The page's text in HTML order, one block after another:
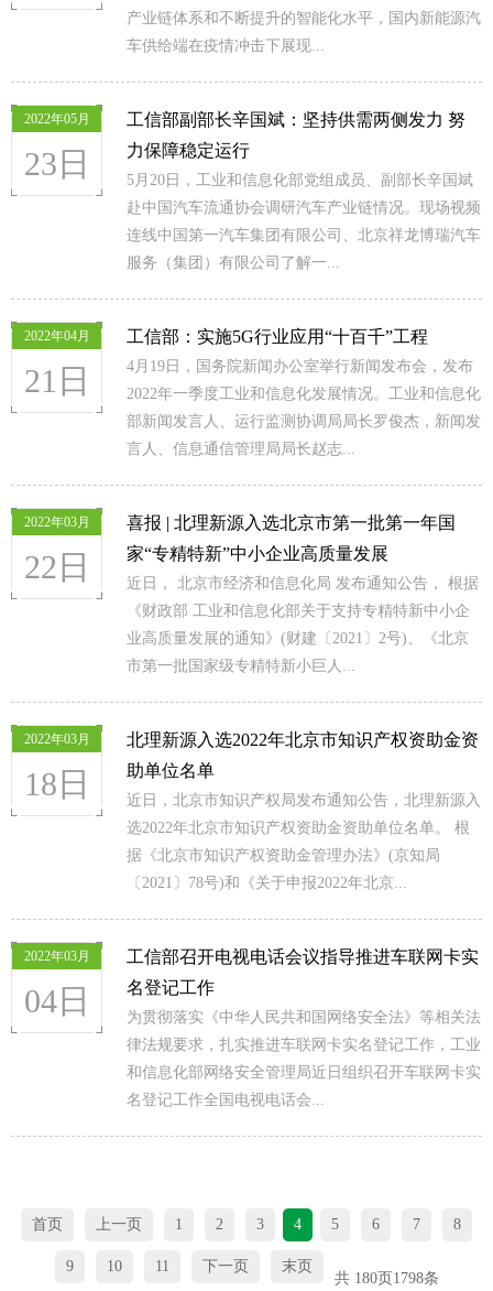
产业链体系和不断提升的智能化水平，国内新能源汽
车供给端在疫情冲击下展现...
2022年05月
23日
工信部副部长辛国斌：坚持供需两侧发力 努
力保障稳定运行
5月20日，工业和信息化部党组成员、副部长辛国斌
赴中国汽车流通协会调研汽车产业链情况。现场视频
连线中国第一汽车集团有限公司、北京祥龙博瑞汽车
服务（集团）有限公司了解一...
2022年04月
21日
工信部：实施5G行业应用“十百千”工程
4月19日，国务院新闻办公室举行新闻发布会，发布
2022年一季度工业和信息化发展情况。工业和信息化
部新闻发言人、运行监测协调局局长罗俊杰，新闻发
言人、信息通信管理局局长赵志...
2022年03月
22日
喜报 | 北理新源入选北京市第一批第一年国
家“专精特新”中小企业高质量发展
近日， 北京市经济和信息化局 发布通知公告， 根据
《财政部 工业和信息化部关于支持专精特新中小企
业高质量发展的通知》(财建〔2021〕2号)、《北京
市第一批国家级专精特新小巨人...
2022年03月
18日
北理新源入选2022年北京市知识产权资助金资
助单位名单
近日，北京市知识产权局发布通知公告，北理新源入
选2022年北京市知识产权资助金资助单位名单。 根
据《北京市知识产权资助金管理办法》(京知局
〔2021〕78号)和《关于申报2022年北京...
2022年03月
04日
工信部召开电视电话会议指导推进车联网卡实
名登记工作
为贯彻落实《中华人民共和国网络安全法》等相关法
律法规要求，扎实推进车联网卡实名登记工作，工业
和信息化部网络安全管理局近日组织召开车联网卡实
名登记工作全国电视电话会...
首页 上一页 1 2 3 4 5 6 7 8
9 10 11 下一页 末页
共 180页1798条